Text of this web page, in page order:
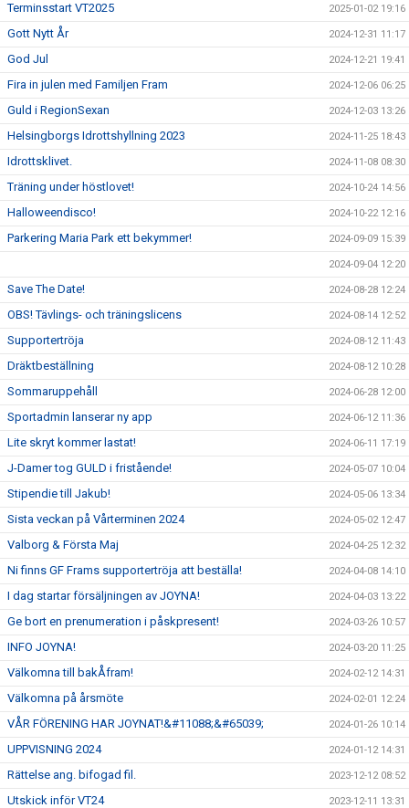
Terminsstart VT2025 2025-01-02 19:16
Gott Nytt År 2024-12-31 11:17
God Jul 2024-12-21 19:41
Fira in julen med Familjen Fram 2024-12-06 06:25
Guld i RegionSexan 2024-12-03 13:26
Helsingborgs Idrottshyllning 2023 2024-11-25 18:43
Idrottsklivet. 2024-11-08 08:30
Träning under höstlovet! 2024-10-24 14:56
Halloweendisco! 2024-10-22 12:16
Parkering Maria Park ett bekymmer! 2024-09-09 15:39
2024-09-04 12:20
Save The Date! 2024-08-28 12:24
OBS! Tävlings- och träningslicens 2024-08-14 12:52
Supportertröja 2024-08-12 11:43
Dräktbeställning 2024-08-12 10:28
Sommaruppehåll 2024-06-28 12:00
Sportadmin lanserar ny app 2024-06-12 11:36
Lite skryt kommer lastat! 2024-06-11 17:19
J-Damer tog GULD i fristående! 2024-05-07 10:04
Stipendie till Jakub! 2024-05-06 13:34
Sista veckan på Vårterminen 2024 2024-05-02 12:47
Valborg & Första Maj 2024-04-25 12:32
Ni finns GF Frams supportertröja att beställa! 2024-04-08 14:10
I dag startar försäljningen av JOYNA! 2024-04-03 13:22
Ge bort en prenumeration i påskpresent! 2024-03-26 10:57
INFO JOYNA! 2024-03-20 11:25
Välkomna till bakÅfram! 2024-02-12 14:31
Välkomna på årsmöte 2024-02-01 12:24
VÅR FÖRENING HAR JOYNAT!&#11088;&#65039; 2024-01-26 10:14
UPPVISNING 2024 2024-01-12 14:31
Rättelse ang. bifogad fil. 2023-12-12 08:52
Utskick inför VT24 2023-12-11 13:31